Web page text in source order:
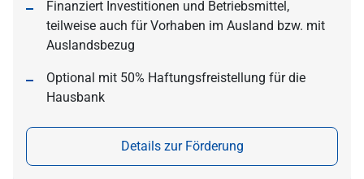
Finanziert Investitionen und Betriebsmittel,
teilweise auch für Vorhaben im Ausland bzw. mit
Auslandsbezug
Optional mit 50% Haftungsfreistellung für die
Hausbank
Details zur Förderung